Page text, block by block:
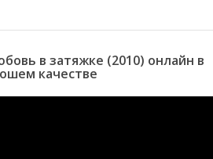
в затяжке (2010) онлайн в
качестве